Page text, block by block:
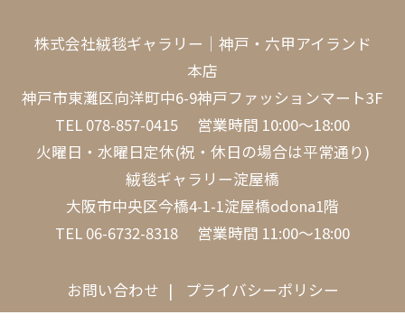
株式会社絨毯ギャラリー｜神戸・六甲アイランド
本店
神戸市東灘区向洋町中6-9神戸ファッションマート3F
TEL 078-857-0415 営業時間 10:00～18:00
火曜日・水曜日定休(祝・休日の場合は平常通り)
絨毯ギャラリー淀屋橋
大阪市中央区今橋4-1-1淀屋橋odona1階
TEL 06-6732-8318 営業時間 11:00～18:00
お問い合わせ プライバシーポリシー